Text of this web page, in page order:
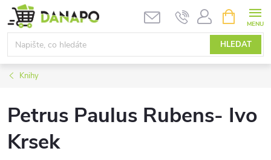
Přejít
na
obsah
HLEDAT
NÁKUPNÍ
KOŠÍK
Knihy
Petrus Paulus Rubens- Ivo
Krsek